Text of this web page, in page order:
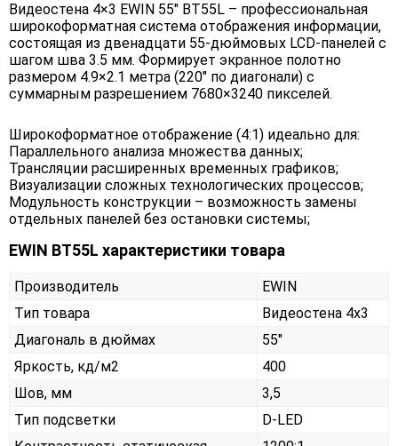
Видеостена 4×3 EWIN 55" BT55L – профессиональная
широкоформатная система отображения информации,
состоящая из двенадцати 55-дюймовых LCD-панелей с
шагом шва 3.5 мм. Формирует экранное полотно
размером 4.9×2.1 метра (220" по диагонали) с
суммарным разрешением 7680×3240 пикселей.
Широкоформатное отображение (4:1) идеально для:
Параллельного анализа множества данных;
Трансляции расширенных временных графиков;
Визуализации сложных технологических процессов;
Модульность конструкции – возможность замены
отдельных панелей без остановки системы;
EWIN BT55L характеристики товара
Производитель
EWIN
Тип товара
Видеостена 4х3
Диагональ в дюймах
55"
Яркость, кд/м2
400
Шов, мм
3,5
Тип подсветки
D-LED